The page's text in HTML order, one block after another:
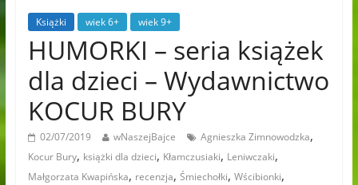
Książki wiek 6+ wiek 9+
HUMORKI – seria książek
dla dzieci – Wydawnictwo
KOCUR BURY
02/07/2019 wNaszejBajce Agnieszka Zimnowodzka,
Kocur Bury, książki dla dzieci, Kłamczusiaki, Leniwczaki,
Małgorzata Kwapińska, recenzja, Śmiechołki, Wścibionki,